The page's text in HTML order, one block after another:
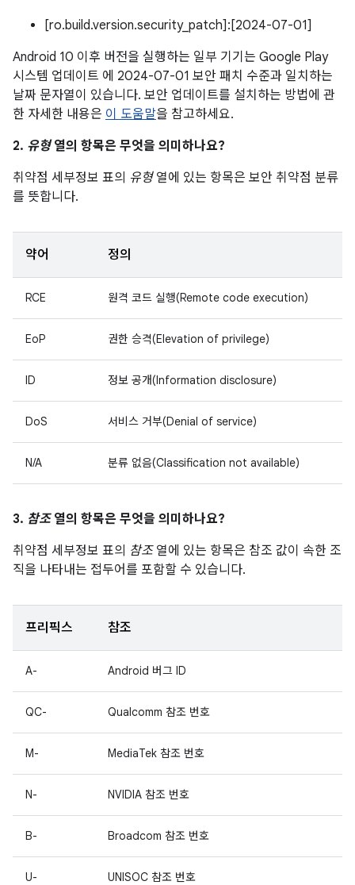
[ro.build.version.security_patch]:[2024-07-01]
Android 10 이후 버전을 실행하는 일부 기기는 Google Play
시스템 업데이트 에 2024-07-01 보안 패치 수준과 일치하는
날짜 문자열이 있습니다. 보안 업데이트를 설치하는 방법에 관
한 자세한 내용은 이 도움말을 참고하세요.
2. 유형열의 항목은 무엇을 의미하나요?
취약점 세부정보 표의 유형열에 있는 항목은 보안 취약점 분류
를 뜻합니다.
약어 정의
RCE 원격 코드 실행(Remote code execution)
EoP 권한 승격(Elevation of privilege)
ID 정보 공개(Information disclosure)
DoS 서비스 거부(Denial of service)
N/A 분류 없음(Classification not available)
3. 참조열의 항목은 무엇을 의미하나요?
취약점 세부정보 표의 참조열에 있는 항목은 참조 값이 속한 조
직을 나타내는 접두어를 포함할 수 있습니다.
프리픽스 참조
A- Android 버그 ID
QC- Qualcomm 참조 번호
M- MediaTek 참조 번호
N- NVIDIA 참조 번호
B- Broadcom 참조 번호
U- UNISOC 참조 번호